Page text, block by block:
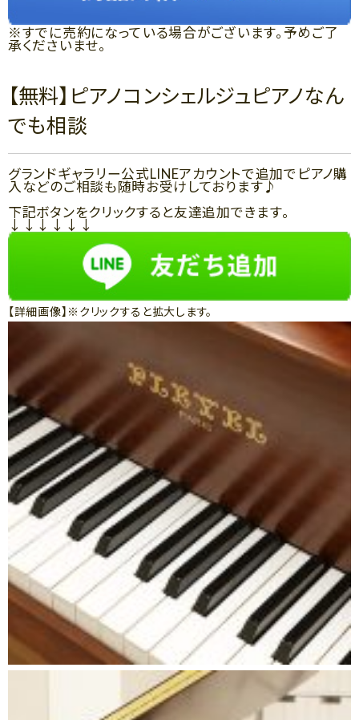
※すでに売約になっている場合がございます。予めご了
承くださいませ。
【無料】ピアノコンシェルジュピアノなん
でも相談
グランドギャラリー公式LINEアカウントで追加でピアノ購
入などのご相談も随時お受けしております♪
下記ボタンをクリックすると友達追加できます。
↓↓↓↓↓↓
【詳細画像】※クリックすると拡大します。